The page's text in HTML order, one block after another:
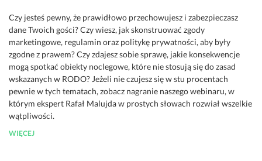
Czy jesteś pewny, że prawidłowo przechowujesz i zabezpieczasz
dane Twoich gości? Czy wiesz, jak skonstruować zgody
marketingowe, regulamin oraz politykę prywatności, aby były
zgodne z prawem? Czy zdajesz sobie sprawę, jakie konsekwencje
mogą spotkać obiekty noclegowe, które nie stosują się do zasad
wskazanych w RODO? Jeżeli nie czujesz się w stu procentach
pewnie w tych tematach, zobacz nagranie naszego webinaru, w
którym ekspert Rafał Malujda w prostych słowach rozwiał wszelkie
wątpliwości.
WIĘCEJ